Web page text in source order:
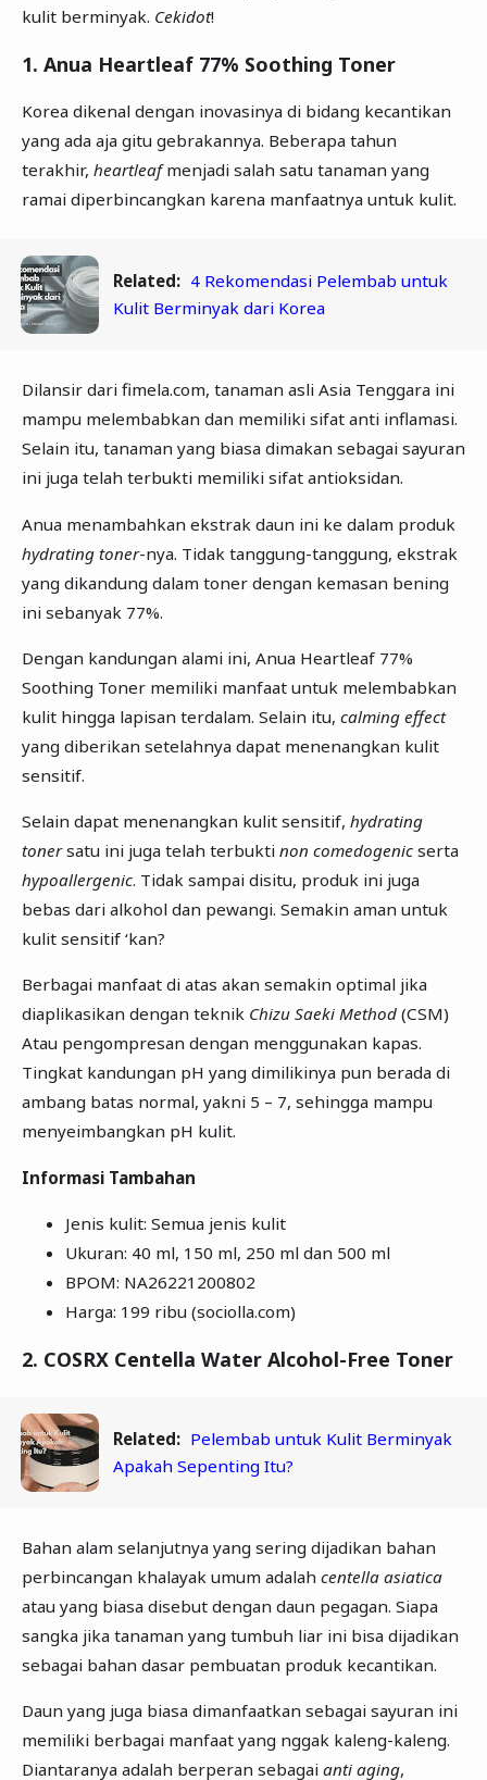
kulit berminyak. Cekidot!
1. Anua Heartleaf 77% Soothing Toner
Korea dikenal dengan inovasinya di bidang kecantikan
yang ada aja gitu gebrakannya. Beberapa tahun
terakhir, heartleafmenjadi salah satu tanaman yang
ramai diperbincangkan karena manfaatnya untuk kulit.
Related: 4 Rekomendasi Pelembab untuk
Kulit Berminyak dari Korea
Dilansir dari fimela.com, tanaman asli Asia Tenggara ini
mampu melembabkan dan memiliki sifat anti inflamasi.
Selain itu, tanaman yang biasa dimakan sebagai sayuran
ini juga telah terbukti memiliki sifat antioksidan.
Anua menambahkan ekstrak daun ini ke dalam produk
hydrating toner-nya. Tidak tanggung-tanggung, ekstrak
yang dikandung dalam toner dengan kemasan bening
ini sebanyak 77%.
Dengan kandungan alami ini, Anua Heartleaf 77%
Soothing Toner memiliki manfaat untuk melembabkan
kulit hingga lapisan terdalam. Selain itu, calming effect
yang diberikan setelahnya dapat menenangkan kulit
sensitif.
Selain dapat menenangkan kulit sensitif, hydrating
tonersatu ini juga telah terbukti non comedogenicserta
hypoallergenic. Tidak sampai disitu, produk ini juga
bebas dari alkohol dan pewangi. Semakin aman untuk
kulit sensitif ‘kan?
Berbagai manfaat di atas akan semakin optimal jika
diaplikasikan dengan teknik Chizu Saeki Method(CSM)
Atau pengompresan dengan menggunakan kapas.
Tingkat kandungan pH yang dimilikinya pun berada di
ambang batas normal, yakni 5 – 7, sehingga mampu
menyeimbangkan pH kulit.
Informasi Tambahan
Jenis kulit: Semua jenis kulit
Ukuran: 40 ml, 150 ml, 250 ml dan 500 ml
BPOM: NA26221200802
Harga: 199 ribu (sociolla.com)
2. COSRX Centella Water Alcohol-Free Toner
Related: Pelembab untuk Kulit Berminyak
Apakah Sepenting Itu?
Bahan alam selanjutnya yang sering dijadikan bahan
perbincangan khalayak umum adalah centella asiatica
atau yang biasa disebut dengan daun pegagan. Siapa
sangka jika tanaman yang tumbuh liar ini bisa dijadikan
sebagai bahan dasar pembuatan produk kecantikan.
Daun yang juga biasa dimanfaatkan sebagai sayuran ini
memiliki berbagai manfaat yang nggak kaleng-kaleng.
Diantaranya adalah berperan sebagai anti aging,